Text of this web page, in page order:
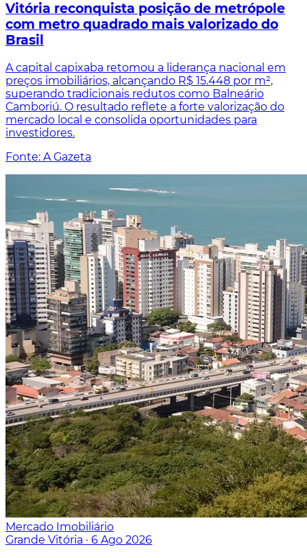
Vitória reconquista posição de metrópole
com metro quadrado mais valorizado do
Brasil
A capital capixaba retomou a liderança nacional em
preços imobiliários, alcançando R$ 15.448 por m²,
superando tradicionais redutos como Balneário
Camboriú. O resultado reflete a forte valorização do
mercado local e consolida oportunidades para
investidores.
Fonte: A Gazeta
Mercado Imobiliário
Grande Vitória · 6 Ago 2026